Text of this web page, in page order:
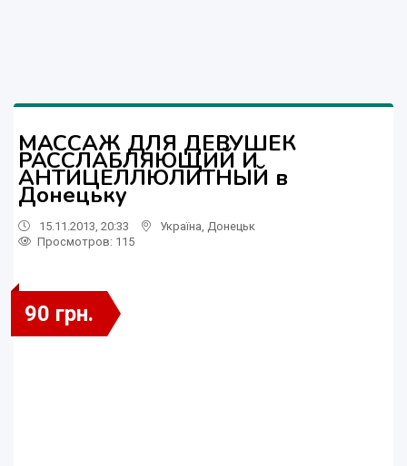
МАССАЖ ДЛЯ ДЕВУШЕК
РАССЛАБЛЯЮЩИЙ И
АНТИЦЕЛЛЮЛИТНЫЙ в
Донецьку
15.11.2013, 20:33 Україна Донецьк
Просмотров: 115
90 грн.